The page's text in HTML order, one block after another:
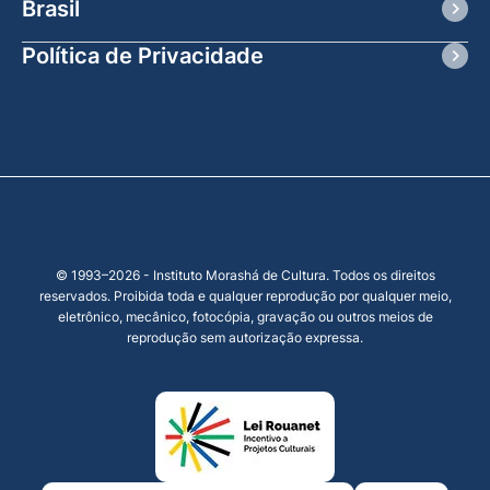
Brasil
Política de Privacidade
© 1993–2026 - Instituto Morashá de Cultura. Todos os direitos
reservados. Proibida toda e qualquer reprodução por qualquer meio,
eletrônico, mecânico, fotocópia, gravação ou outros meios de
reprodução sem autorização expressa.